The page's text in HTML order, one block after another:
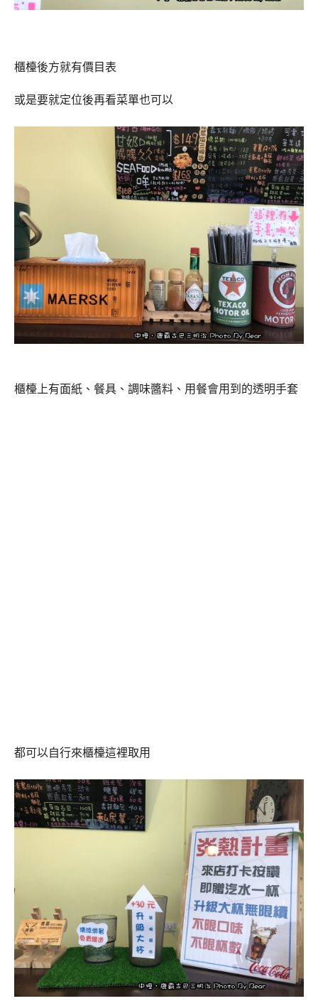
櫃檯後方就有價目表
或是要就定位後再看菜單也可以
櫃檯上有面紙、餐具、調味醬料、用餐會用到的透明手套
都可以自行來櫃檯這裡取用